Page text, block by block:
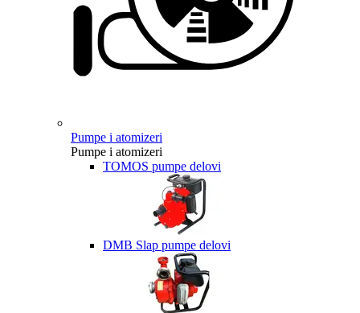
Pumpe i atomizeri
Pumpe i atomizeri
TOMOS pumpe delovi
DMB Slap pumpe delovi